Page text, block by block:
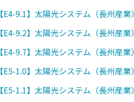
【E4-9.1】太陽光システム（長州産業）
【E4-9.2】太陽光システム（長州産業）
【E4-9.7】太陽光システム（長州産業）
【E5-1.0】太陽光システム（長州産業）
【E5-1.1】太陽光システム（長州産業）